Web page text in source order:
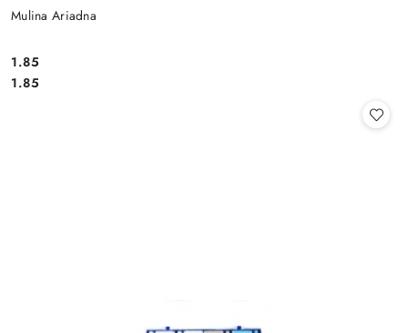
Mulina Ariadna
Cena:
1.85
Cena:
1.85